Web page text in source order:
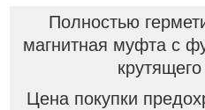
Полностью
магнитная муфта с
Цена покупки